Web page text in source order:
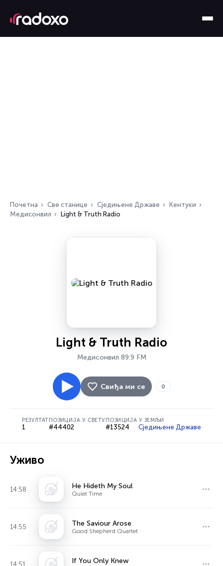
Почетна Све станице Сједињене Државе
Кентуки
Медисонвил
Light & Truth Radio
Light & Truth Radio
Медисонвил 89.9 FM
Свиђа ми се 0
РЕЗУЛТАТ
1
ПОЗИЦИЈА У СВЕТУ
#44402
ПОЗИЦИЈА У ЗЕМЉИ
#13524 Сједињене Државе
Уживо
14:58 He Hideth My Soul
Quiet Time
14:55 The Saviour Arose
Good Shepherd Quartet
14:51 If You Only Knew